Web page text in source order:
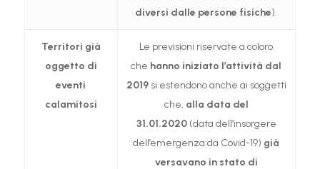
diversi dalle persone fisiche).
Territori già
oggetto di
eventi
calamitosi
Le previsioni riservate a coloro
che hanno iniziato l’attività dal
2019si estendono anche ai soggetti
che, alla data del
31.01.2020(data dell’insorgere
dell’emergenza da Covid-19) già
versavano in stato di